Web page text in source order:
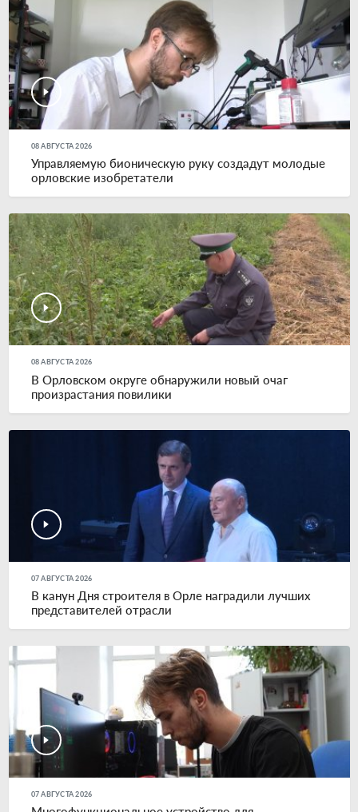
08 АВГУСТА 2026
Управляемую бионическую руку создадут молодые
орловские изобретатели
08 АВГУСТА 2026
В Орловском округе обнаружили новый очаг
произрастания повилики
07 АВГУСТА 2026
В канун Дня строителя в Орле наградили лучших
представителей отрасли
07 АВГУСТА 2026